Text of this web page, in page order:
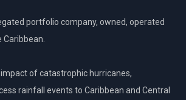
portfolio company, owned, operated
of catastrophic hurricanes,
rainfall events to Caribbean and Central